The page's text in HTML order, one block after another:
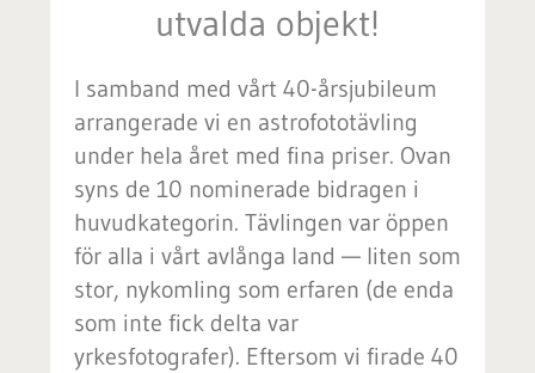
utvalda objekt!
I samband med vårt 40-årsjubileum
arrangerade vi en astrofototävling
under hela året med fina priser. Ovan
syns de 10 nominerade bidragen i
huvudkategorin. Tävlingen var öppen
för alla i vårt avlånga land — liten som
stor, nykomling som erfaren (de enda
som inte fick delta var
yrkesfotografer). Eftersom vi firade 40